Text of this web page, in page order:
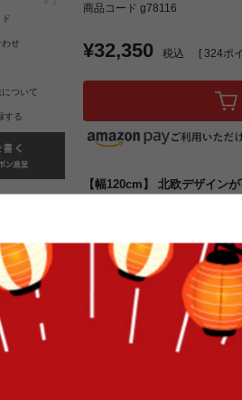
わせ
ついて
する
商品コード g78116
¥32,350 税込 [ 324ポ
【幅120cm】 北欧デザイン
は、お料理やお飲み物を沢山
パーティなどでも大活躍間
普段からよく使うものを置
プルなデザインでどんなお
部屋によく馴染みます。